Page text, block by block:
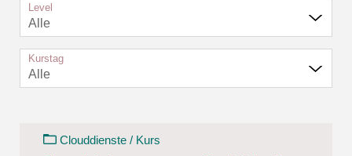
Level
Alle
Kurstag
Alle
Clouddienste / Kurs